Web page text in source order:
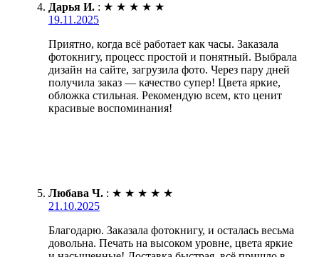
Дарья И. : ★ ★ ★ ★ ★
19.11.2025
Приятно, когда всё работает как часы. Заказала
фотокнигу, процесс простой и понятный. Выбрала
дизайн на сайте, загрузила фото. Через пару дней
получила заказ — качество супер! Цвета яркие,
обложка стильная. Рекомендую всем, кто ценит
красивые воспоминания!
Любава Ч. : ★ ★ ★ ★ ★
21.10.2025
Благодарю. Заказала фотокнигу, и осталась весьма
довольна. Печать на высоком уровне, цвета яркие